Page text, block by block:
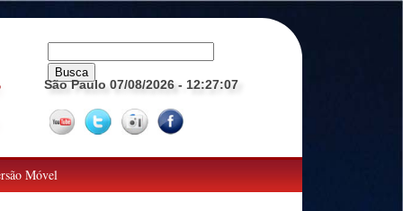
São Paulo 07/08/2026 - 12:27:08
Móvel